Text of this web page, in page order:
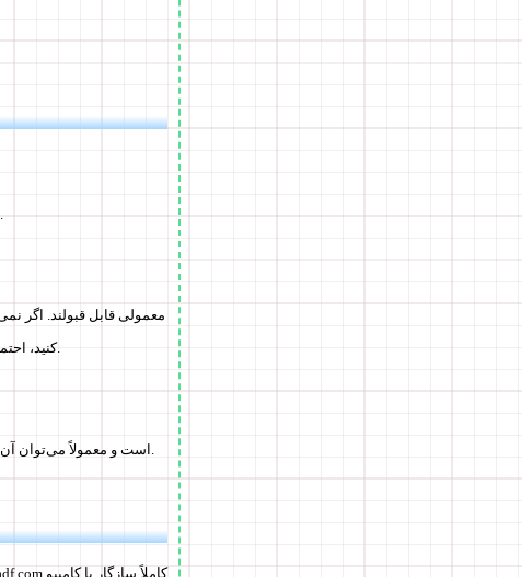
کنید، احتمالاً مشکلی در نام یا فرمت فایل وجود دارد. بررسی کنید که نام فایل شامل فاصله یا نمادهای خاص نیست.